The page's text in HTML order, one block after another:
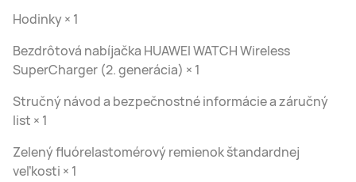
Hodinky × 1
Bezdrôtová nabíjačka HUAWEI WATCH Wireless
SuperCharger (2. generácia) × 1
Stručný návod a bezpečnostné informácie a záručný
list × 1
Zelený fluórelastomérový remienok štandardnej
veľkosti × 1